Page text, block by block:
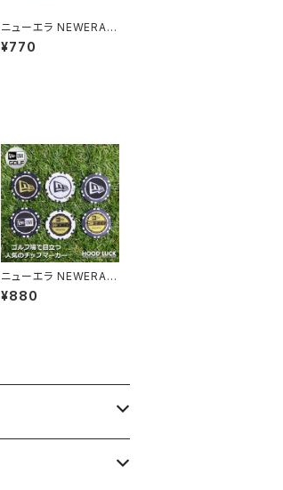
ニューエラ NEWERA
ギフトバッグ GIFTBAG
ラッピング 誕生日 イベ
¥770
ニューエラ NEWERA
ゴルフ GOLF マーカー
ボールマーカー プレー
¥880